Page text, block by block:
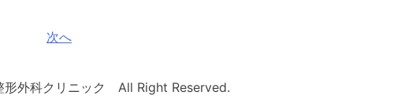
次へ
外科クリニック All Right Reserved.